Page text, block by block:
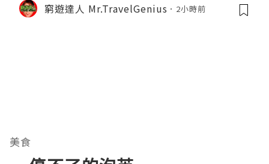
窮遊達人 Mr.TravelGenius 2小時前
美食